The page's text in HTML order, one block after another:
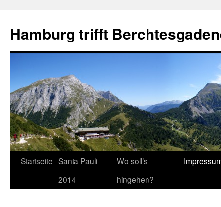
Hamburg trifft
Startseite Santa Pauli
2014
Wo soll’s
hingehen?